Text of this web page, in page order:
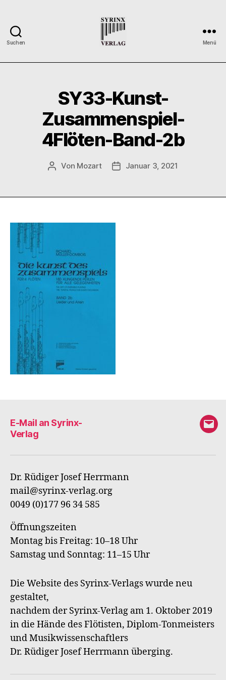
Suchen
Verlag
Verlag
der
Flötisten
Menü
SY33-Kunst-
Zusammenspiel-
4Flöten-Band-2b
Beitragsautor
Von Mozart Veröffentlichungsdatum
Januar 3, 2021
E-Mail an Syrinx-
Verlag
E-
an
Dr. Rüdiger Josef Herrmann
mail@syrinx-verlag.org
0049 (0)177 96 34 585
Öffnungszeiten
Montag bis Freitag: 10–18 Uhr
Samstag und Sonntag: 11–15 Uhr
Die Website des Syrinx-Verlags wurde neu
gestaltet,
nachdem der Syrinx-Verlag am 1. Oktober 2019
in die Hände des Flötisten, Diplom-Tonmeisters
und Musikwissenschaftlers
Dr. Rüdiger Josef Herrmann überging.